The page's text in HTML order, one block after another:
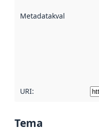
Metadatakvalitet
URI:
Tema